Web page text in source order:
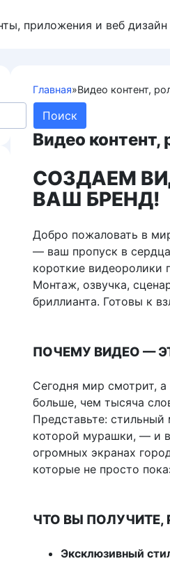
приложения и веб дизайн
Главная»Видео контент,
Видео контент,
СОЗДАЕМ
ВАШ БРЕНД!
Добро пожаловать в
— ваш пропуск в
короткие видеоролики
Монтаж, озвучка,
бриллианта. Готовы к
ПОЧЕМУ ВИДЕО —
Сегодня мир смотрит,
больше, чем тысяча
Представьте:
которой мурашки, — и
огромных экранах
которые не просто
ЧТО ВЫ ПОЛУЧИТЕ,
Эксклюзивный
Поиск